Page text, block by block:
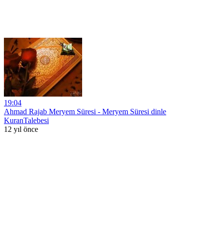
19:04
Ahmad Rajab Meryem Süresi - Meryem Süresi dinle
KuranTalebesi
12 yıl önce